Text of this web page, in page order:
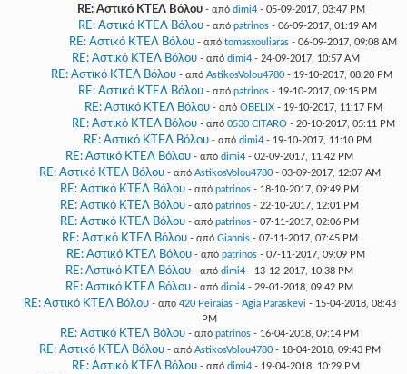
RE: Αστικό ΚΤΕΛ Βόλου - από dimi4 - 05-09-2017, 03:47 PM
RE: Αστικό ΚΤΕΛ Βόλου - από patrinos- 06-09-2017, 01:19 AM
RE: Αστικό ΚΤΕΛ Βόλου - από tomasxouliaras - 06-09-2017, 09:08 AM
RE: Αστικό ΚΤΕΛ Βόλου - από dimi4- 24-09-2017, 10:57 AM
RE: Αστικό ΚΤΕΛ Βόλου - από AstikosVolou4780- 19-10-2017, 08:20 PM
RE: Αστικό ΚΤΕΛ Βόλου - από patrinos- 19-10-2017, 09:15 PM
RE: Αστικό ΚΤΕΛ Βόλου - από OBELIX- 19-10-2017, 11:17 PM
RE: Αστικό ΚΤΕΛ Βόλου - από 0530 CITARO- 20-10-2017, 05:11 PM
RE: Αστικό ΚΤΕΛ Βόλου - από dimi4- 19-10-2017, 11:10 PM
RE: Αστικό ΚΤΕΛ Βόλου - από dimi4 - 02-09-2017, 11:42 PM
RE: Αστικό ΚΤΕΛ Βόλου - από AstikosVolou4780- 03-09-2017, 12:07 AM
RE: Αστικό ΚΤΕΛ Βόλου - από patrinos - 18-10-2017, 09:49 PM
RE: Αστικό ΚΤΕΛ Βόλου - από patrinos - 22-10-2017, 12:01 PM
RE: Αστικό ΚΤΕΛ Βόλου - από patrinos - 07-11-2017, 02:06 PM
RE: Αστικό ΚΤΕΛ Βόλου - από Giannis- 07-11-2017, 07:45 PM
RE: Αστικό ΚΤΕΛ Βόλου - από patrinos- 07-11-2017, 09:09 PM
RE: Αστικό ΚΤΕΛ Βόλου - από dimi4 - 13-12-2017, 10:38 PM
RE: Αστικό ΚΤΕΛ Βόλου - από dimi4 - 29-01-2018, 09:42 PM
RE: Αστικό ΚΤΕΛ Βόλου - από 420 Peiraias - Agia Paraskevi - 15-04-2018, 08:43
PM
RE: Αστικό ΚΤΕΛ Βόλου - από patrinos - 16-04-2018, 09:14 PM
RE: Αστικό ΚΤΕΛ Βόλου - από AstikosVolou4780- 18-04-2018, 09:43 PM
RE: Αστικό ΚΤΕΛ Βόλου - από dimi4- 19-04-2018, 10:29 PM